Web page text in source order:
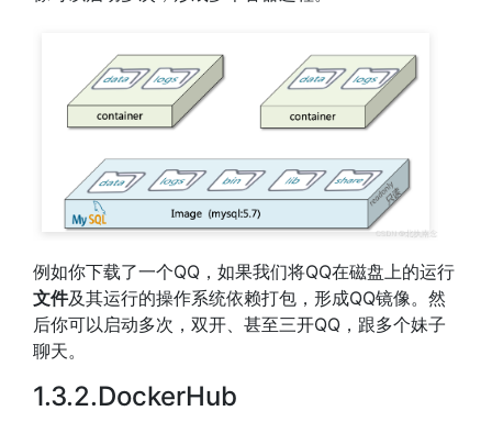
例如你下载了一个QQ，如果我们将QQ在磁盘上的运行
文件及其运行的操作系统依赖打包，形成QQ镜像。然
后你可以启动多次，双开、甚至三开QQ，跟多个妹子
聊天。
1.3.2.DockerHub